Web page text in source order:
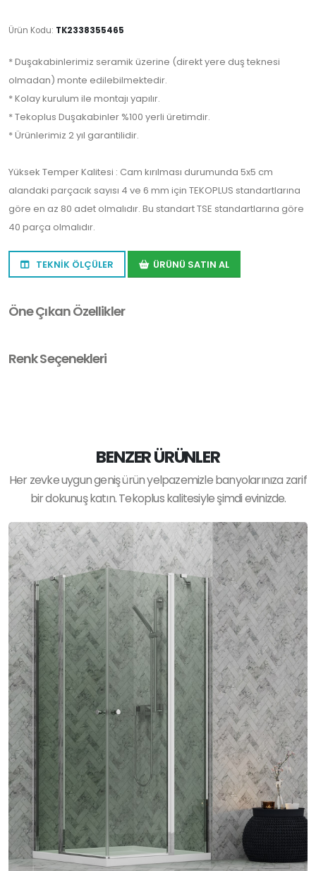
Ürün Kodu: TK2338355465
* Duşakabinlerimiz seramik üzerine (direkt yere duş teknesi
olmadan) monte edilebilmektedir.
* Kolay kurulum ile montajı yapılır.
* Tekoplus Duşakabinler %100 yerli üretimdir.
* Ürünlerimiz 2 yıl garantilidir.
Yüksek Temper Kalitesi : Cam kırılması durumunda 5x5 cm
alandaki parçacık sayısı 4 ve 6 mm için TEKOPLUS standartlarına
göre en az 80 adet olmalıdır. Bu standart TSE standartlarına göre
40 parça olmalıdır.
TEKNİK ÖLÇÜLER ÜRÜNÜ SATIN AL
Öne Çıkan Özellikler
Renk Seçenekleri
BENZER ÜRÜNLER
Her zevke uygun geniş ürün yelpazemizle banyolarınıza zarif
bir dokunuş katın. Tekoplus kalitesiyle şimdi evinizde.